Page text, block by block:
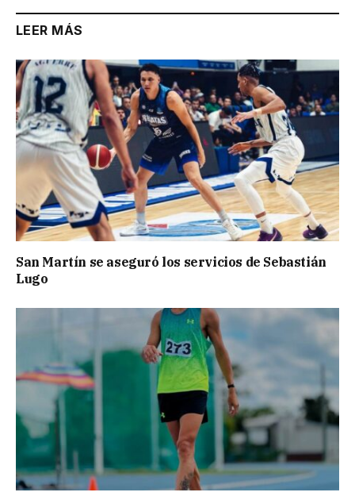
LEER MÁS
San Martín se aseguró los servicios de Sebastián
Lugo